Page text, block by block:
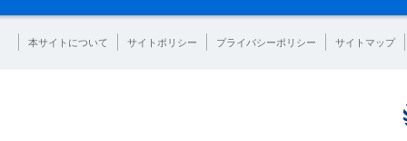
本サイトについて サイトポリシー プライバシーポリシー サイトマップ